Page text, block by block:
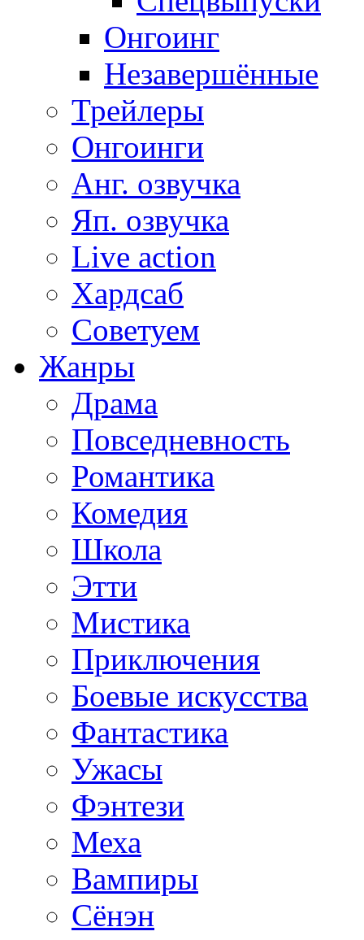
Онгоинг
Незавершённые
Трейлеры
Онгоинги
Анг. озвучка
Яп. озвучка
Live action
Хардсаб
Советуем
Жанры
Драма
Повседневность
Романтика
Комедия
Школа
Этти
Мистика
Приключения
Боевые искусства
Фантастика
Ужасы
Фэнтези
Меха
Вампиры
Сёнэн